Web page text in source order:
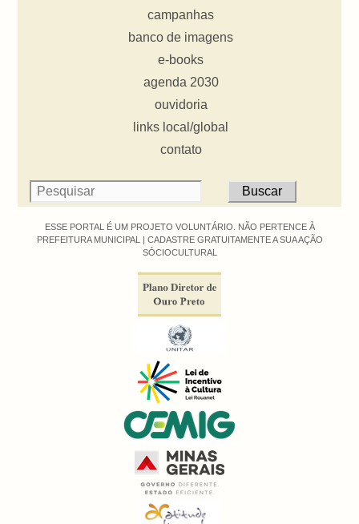
campanhas
banco de imagens
e-books
agenda 2030
ouvidoria
links local/global
contato
ESSE PORTAL É UM PROJETO VOLUNTÁRIO. NÃO PERTENCE À
PREFEITURA MUNICIPAL | CADASTRE GRATUITAMENTE A SUA AÇÃO
SÓCIOCULTURAL